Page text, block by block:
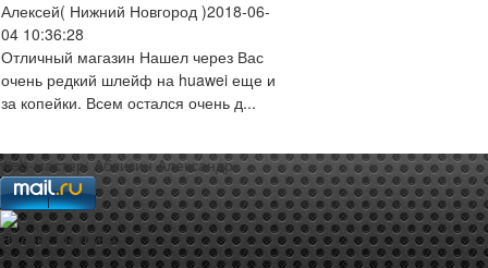
Алексей( Нижний Новгород )2018-06-
04 10:36:28
Отличный магазин Нашел через Вас
очень редкий шлейф на huawei еще и
за копейки. Всем остался очень д...
web-мастер:Аблизин Александр